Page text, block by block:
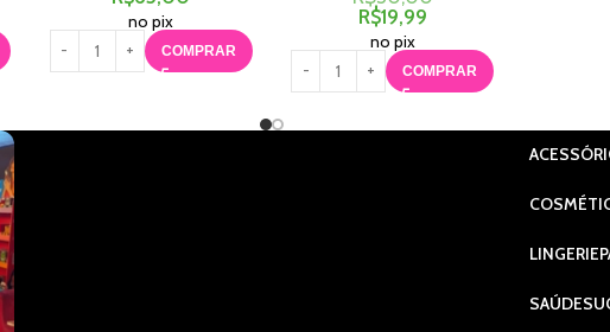
no pix
COMPRAR
R$19,99
no pix
COMPRAR
LINGERIE
SAÚDE